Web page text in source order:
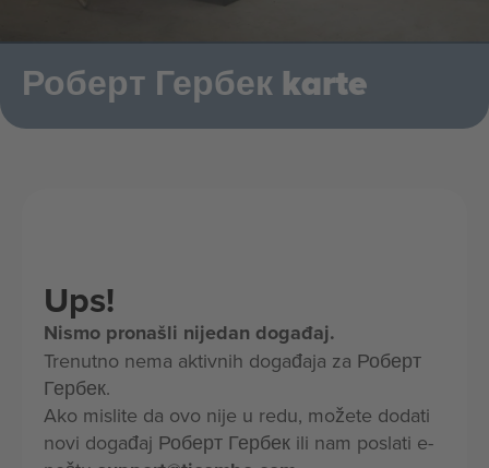
Роберт Гербек karte
Ups!
Nismo pronašli nijedan događaj.
Trenutno nema aktivnih događaja za Роберт
Гербек.
Ako mislite da ovo nije u redu, možete dodati
novi događaj Роберт Гербек ili nam poslati e-